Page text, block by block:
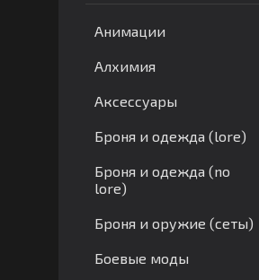
Анимации
Алхимия
Аксессуары
Броня и одежда (lore)
Броня и одежда (no
lore)
Броня и оружие (сеты)
Боевые моды